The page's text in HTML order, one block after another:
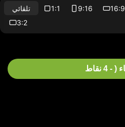
تلقائي 1:1 9:16 16:9
3:2